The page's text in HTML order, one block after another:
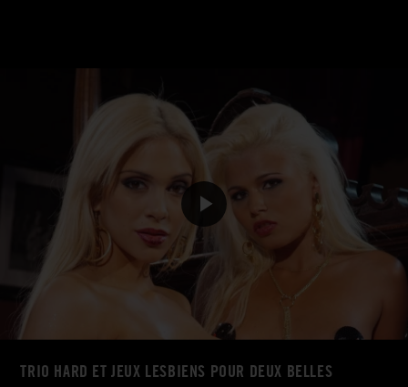
TRIO HARD ET JEUX LESBIENS POUR DEUX BELLES